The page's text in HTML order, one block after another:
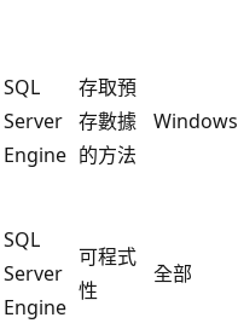
SQL
Server
Engine
存取預
存數據
的方法
Windows
SQL
Server
Engine
可程式
性
全部